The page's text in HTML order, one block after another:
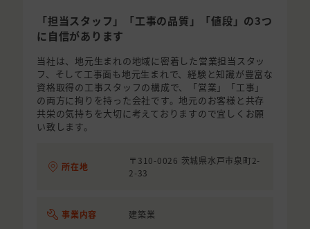
「担当スタッフ」「工事の品質」「値段」の3つ
に自信があります
当社は、地元生まれの地域に密着した営業担当スタッ
フ、そして工事面も地元生まれで、経験と知識が豊富な
資格取得の工事スタッフの構成で、「営業」「工事」
の両方に拘りを持った会社です。地元のお客様と共存
共栄の気持ちを大切に考えておりますので宜しくお願
い致します。
所在地
〒310-0026 茨城県水戸市泉町2-
2-33
事業内容 建築業